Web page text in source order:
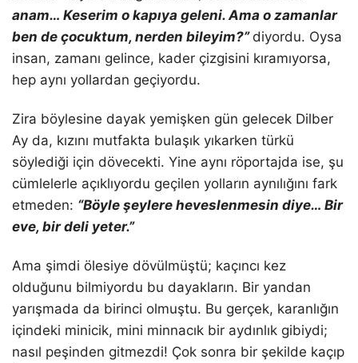
anam… Keserim o kapıya geleni. Ama o zamanlar
ben de çocuktum, nerden bileyim?” diyordu. Oysa
insan, zamanı gelince, kader çizgisini kıramıyorsa,
hep aynı yollardan geçiyordu.
Zira böylesine dayak yemişken gün gelecek Dilber
Ay da, kızını mutfakta bulaşık yıkarken türkü
söylediği için dövecekti. Yine aynı röportajda ise, şu
cümlelerle açıklıyordu geçilen yolların aynılığını fark
etmeden: “Böyle şeylere heveslenmesin diye… Bir
eve, bir deli yeter.”
Ama şimdi ölesiye dövülmüştü; kaçıncı kez
olduğunu bilmiyordu bu dayakların. Bir yandan
yarışmada da birinci olmuştu. Bu gerçek, karanlığın
içindeki minicik, mini minnacık bir aydınlık gibiydi;
nasıl peşinden gitmezdi! Çok sonra bir şekilde kaçıp